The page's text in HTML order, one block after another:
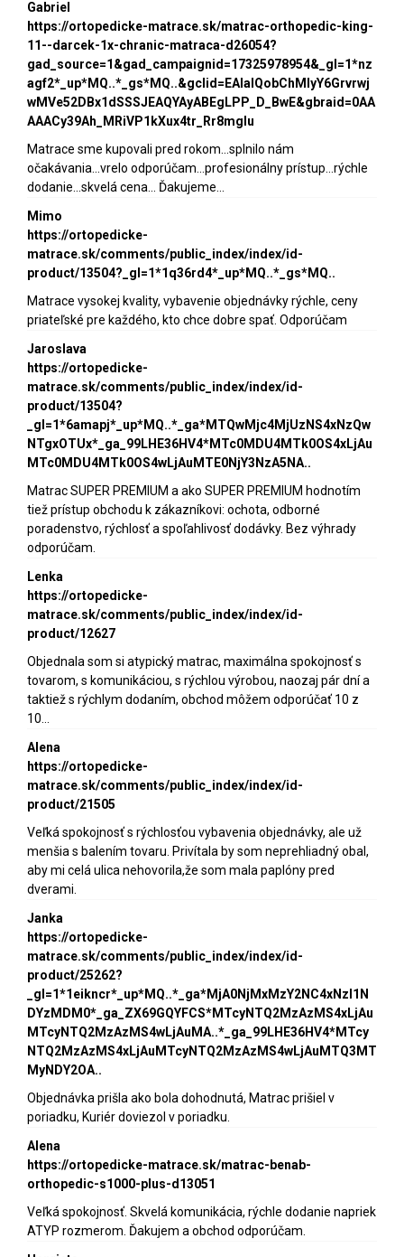
Gabriel
https://ortopedicke-matrace.sk/matrac-orthopedic-king-
11--darcek-1x-chranic-matraca-d26054?
gad_source=1&gad_campaignid=17325978954&_gl=1*nz
agf2*_up*MQ..*_gs*MQ..&gclid=EAIaIQobChMIyY6Grvrwj
wMVe52DBx1dSSSJEAQYAyABEgLPP_D_BwE&gbraid=0AA
AAACy39Ah_MRiVP1kXux4tr_Rr8mgIu
Matrace sme kupovali pred rokom...splnilo nám
očakávania...vrelo odporúčam...profesionálny prístup...rýchle
dodanie...skvelá cena... Ďakujeme...
Mimo
https://ortopedicke-
matrace.sk/comments/public_index/index/id-
product/13504?_gl=1*1q36rd4*_up*MQ..*_gs*MQ..
Matrace vysokej kvality, vybavenie objednávky rýchle, ceny
priateľské pre každého, kto chce dobre spať. Odporúčam
Jaroslava
https://ortopedicke-
matrace.sk/comments/public_index/index/id-
product/13504?
_gl=1*6amapj*_up*MQ..*_ga*MTQwMjc4MjUzNS4xNzQw
NTgxOTUx*_ga_99LHE36HV4*MTc0MDU4MTk0OS4xLjAu
MTc0MDU4MTk0OS4wLjAuMTE0NjY3NzA5NA..
Matrac SUPER PREMIUM a ako SUPER PREMIUM hodnotím
tiež prístup obchodu k zákazníkovi: ochota, odborné
poradenstvo, rýchlosť a spoľahlivosť dodávky. Bez výhrady
odporúčam.
Lenka
https://ortopedicke-
matrace.sk/comments/public_index/index/id-
product/12627
Objednala som si atypický matrac, maximálna spokojnosť s
tovarom, s komunikáciou, s rýchlou výrobou, naozaj pár dní a
taktiež s rýchlym dodaním, obchod môžem odporúčať 10 z
10...
Alena
https://ortopedicke-
matrace.sk/comments/public_index/index/id-
product/21505
Veľká spokojnosť s rýchlosťou vybavenia objednávky, ale už
menšia s balením tovaru. Privítala by som neprehliadný obal,
aby mi celá ulica nehovorila,že som mala paplóny pred
dverami.
Janka
https://ortopedicke-
matrace.sk/comments/public_index/index/id-
product/25262?
_gl=1*1eikncr*_up*MQ..*_ga*MjA0NjMxMzY2NC4xNzI1N
DYzMDM0*_ga_ZX69GQYFCS*MTcyNTQ2MzAzMS4xLjAu
MTcyNTQ2MzAzMS4wLjAuMA..*_ga_99LHE36HV4*MTcy
NTQ2MzAzMS4xLjAuMTcyNTQ2MzAzMS4wLjAuMTQ3MT
MyNDY2OA..
Objednávka prišla ako bola dohodnutá, Matrac prišiel v
poriadku, Kuriér doviezol v poriadku.
Alena
https://ortopedicke-matrace.sk/matrac-benab-
orthopedic-s1000-plus-d13051
Veľká spokojnosť. Skvelá komunikácia, rýchle dodanie napriek
ATYP rozmerom. Ďakujem a obchod odporúčam.